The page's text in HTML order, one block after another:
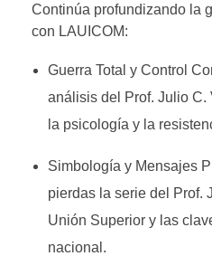
Continúa profundizando la
con LAUICOM:
Guerra Total y Control
análisis del Prof. Julio C.
la psicología y la
Simbología y Mensajes
pierdas la serie del Prof.
Unión Superior y las
nacional.